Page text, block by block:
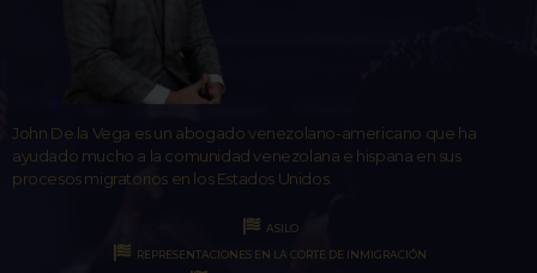
John De la Vega es un abogado venezolano-americano que ha
ayudado mucho a la comunidad venezolana e hispana en sus
procesos migratorios en los Estados Unidos.
ASILO
REPRESENTACIONES EN LA CORTE DE INMIGRACIÓN